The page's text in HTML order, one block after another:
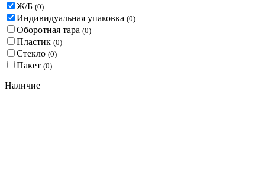
Ж/Б (0)
Индивидуальная упаковка (0)
Оборотная тара (0)
Пластик (0)
Стекло (0)
Пакет (0)
Наличие